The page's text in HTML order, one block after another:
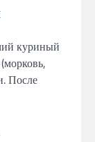
куриный
После